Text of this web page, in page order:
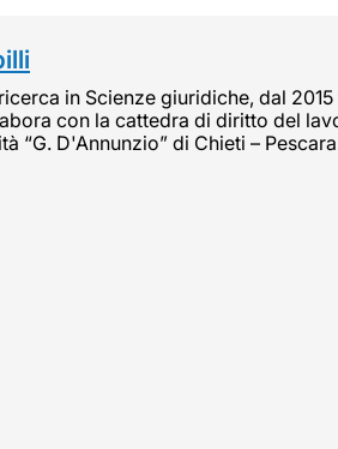
in Scienze giuridiche, dal
con la cattedra di diritto del
“G. D'Annunzio” di Chieti –